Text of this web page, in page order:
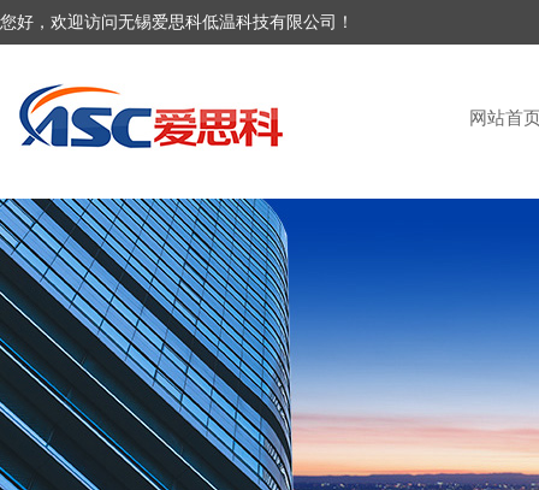
您好，欢迎访问无锡爱思科低温科技有限公司！
网站首